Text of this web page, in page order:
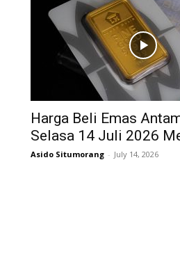
Harga Beli Emas
Selasa 14 Juli 2026
Asido Situmorang - July 14, 2026